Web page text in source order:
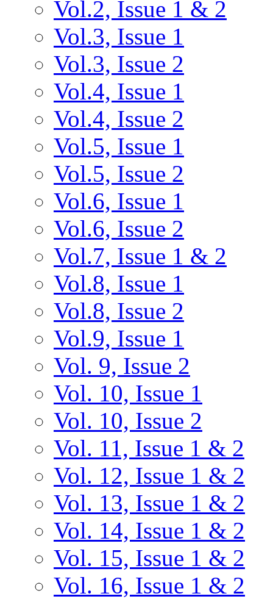
Vol.2, Issue 1 & 2
Vol.3, Issue 1
Vol.3, Issue 2
Vol.4, Issue 1
Vol.4, Issue 2
Vol.5, Issue 1
Vol.5, Issue 2
Vol.6, Issue 1
Vol.6, Issue 2
Vol.7, Issue 1 & 2
Vol.8, Issue 1
Vol.8, Issue 2
Vol.9, Issue 1
Vol. 9, Issue 2
Vol. 10, Issue 1
Vol. 10, Issue 2
Vol. 11, Issue 1 & 2
Vol. 12, Issue 1 & 2
Vol. 13, Issue 1 & 2
Vol. 14, Issue 1 & 2
Vol. 15, Issue 1 & 2
Vol. 16, Issue 1 & 2